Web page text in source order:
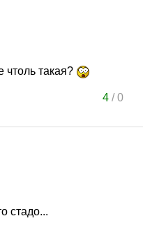
такая?
4/0
стадо...